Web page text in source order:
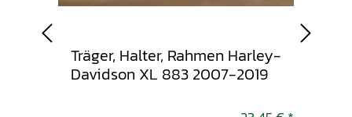
Träger, Halter, Rahmen Harley-
Davidson XL 883 2007-2019